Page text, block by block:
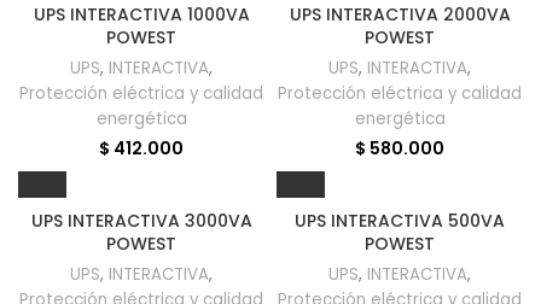
UPS INTERACTIVA 1000VA
POWEST
UPS, INTERACTIVA,
Protección eléctrica y calidad
energética
$ 412.000
UPS INTERACTIVA 2000VA
POWEST
UPS, INTERACTIVA,
Protección eléctrica y calidad
energética
$ 580.000
UPS INTERACTIVA 3000VA
POWEST
UPS, INTERACTIVA,
UPS INTERACTIVA 500VA
POWEST
UPS, INTERACTIVA,